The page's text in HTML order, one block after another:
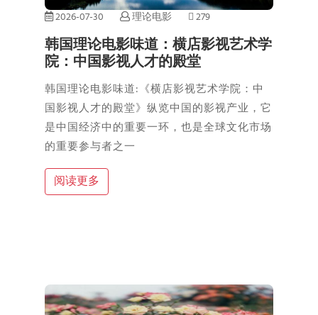
2026-07-30 理论电影 279
韩国理论电影味道：横店影视艺术学
院：中国影视人才的殿堂
韩国理论电影味道:《横店影视艺术学院：中
国影视人才的殿堂》纵览中国的影视产业，它
是中国经济中的重要一环，也是全球文化市场
的重要参与者之一
阅读更多